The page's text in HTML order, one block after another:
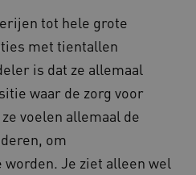
tot hele grote
met tientallen
is dat ze allemaal
waar de zorg voor
voelen allemaal de
om
Je ziet alleen wel